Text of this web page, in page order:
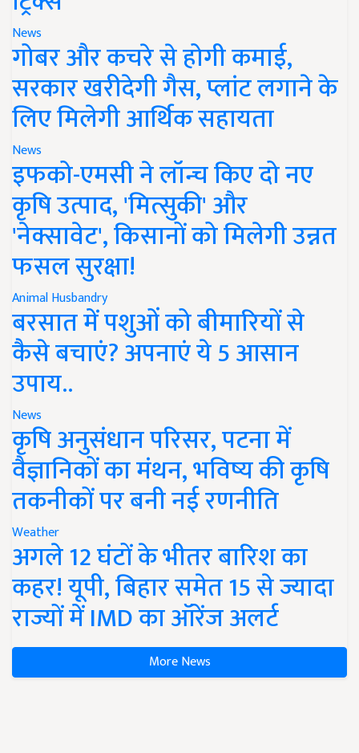
News
गोबर और कचरे से होगी कमाई,
सरकार खरीदेगी गैस, प्लांट लगाने के
लिए मिलेगी आर्थिक सहायता
News
इफको-एमसी ने लॉन्च किए दो नए
कृषि उत्पाद, 'मित्सुकी' और
'नेक्सावेट', किसानों को मिलेगी उन्नत
फसल सुरक्षा!
Animal Husbandry
बरसात में पशुओं को बीमारियों से
कैसे बचाएं? अपनाएं ये 5 आसान
उपाय..
News
कृषि अनुसंधान परिसर, पटना में
वैज्ञानिकों का मंथन, भविष्य की कृषि
तकनीकों पर बनी नई रणनीति
Weather
अगले 12 घंटों के भीतर बारिश का
कहर! यूपी, बिहार समेत 15 से ज्यादा
राज्यों में IMD का ऑरेंज अलर्ट
More News